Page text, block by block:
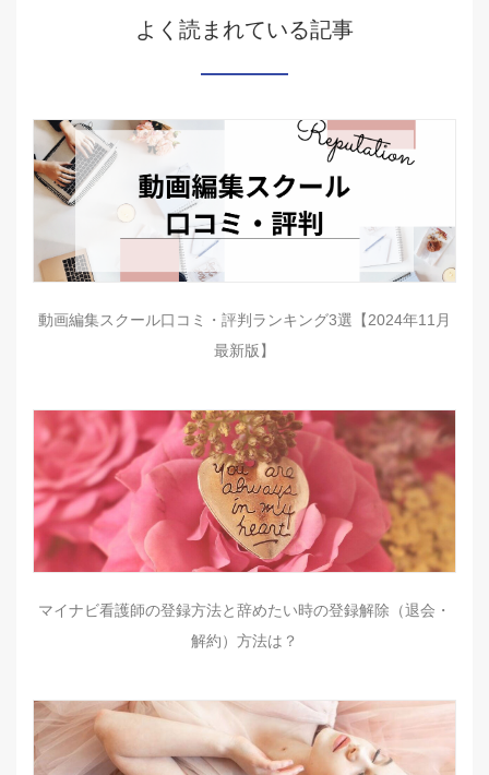
よく読まれている記事
動画編集スクール口コミ・評判ランキング3選【2024年11月
最新版】
マイナビ看護師の登録方法と辞めたい時の登録解除（退会・
解約）方法は？